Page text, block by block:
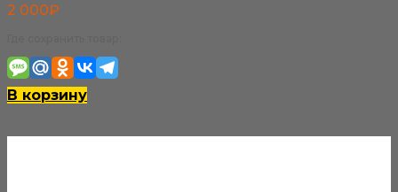
2 000₽
В корзину